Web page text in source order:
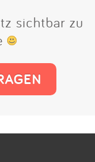
sichtbar zu